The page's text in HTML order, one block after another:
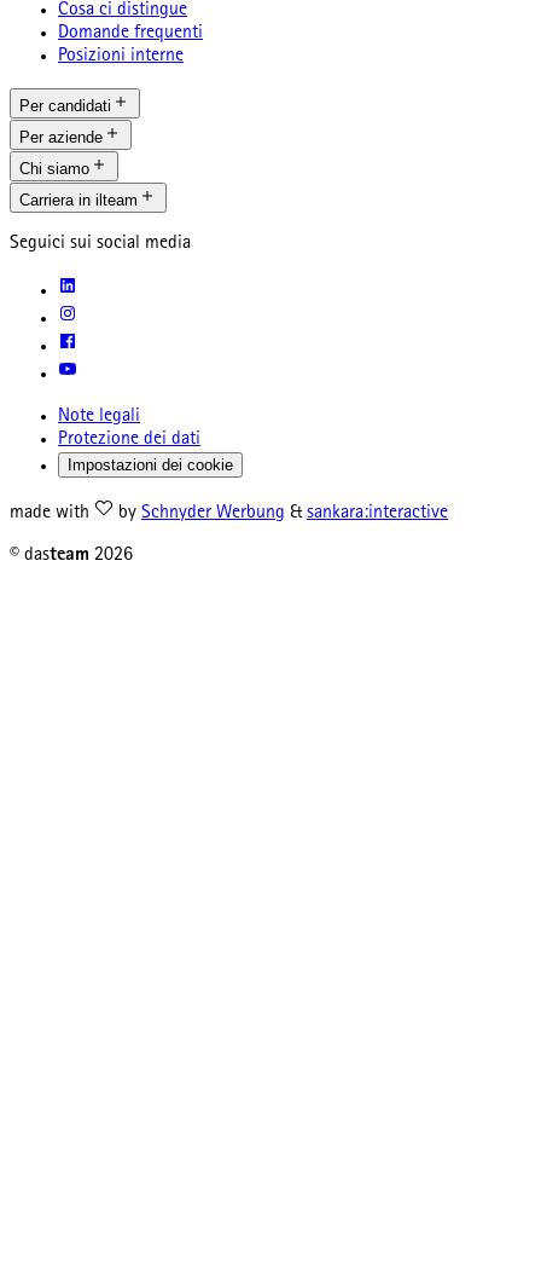
Cosa ci distingue
Domande frequenti
Posizioni interne
Per candidati
Per aziende
Chi siamo
Carriera in ilteam
Seguici sui social media
Note legali
Protezione dei dati
Impostazioni dei cookie
made with by Schnyder Werbung & sankara:interactive
© dasteam 2026